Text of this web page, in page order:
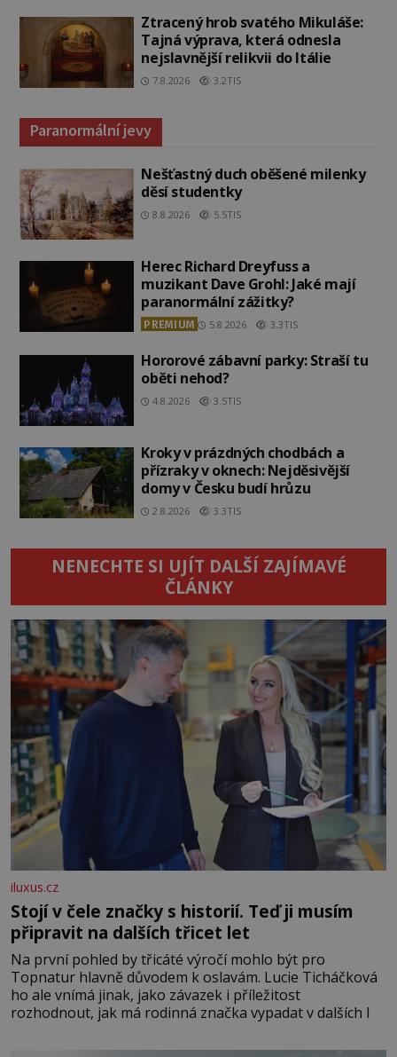
Ztracený hrob svatého Mikuláše:
Tajná výprava, která odnesla
nejslavnější relikvii do Itálie
7.8.2026 3.2TIS
Paranormální jevy
Nešťastný duch oběšené milenky
děsí studentky
8.8.2026 5.5TIS
Herec Richard Dreyfuss a
muzikant Dave Grohl: Jaké mají
paranormální zážitky?
PREMIUM 5.8.2026 3.3TIS
Hororové zábavní parky: Straší tu
oběti nehod?
4.8.2026 3.5TIS
Kroky v prázdných chodbách a
přízraky v oknech: Nejděsivější
domy v Česku budí hrůzu
2.8.2026 3.3TIS
NENECHTE SI UJÍT DALŠÍ ZAJÍMAVÉ
ČLÁNKY
iluxus.cz
Stojí v čele značky s historií. Teď ji musím
připravit na dalších třicet let
Na první pohled by třicáté výročí mohlo být pro
Topnatur hlavně důvodem k oslavám. Lucie Ticháčková
ho ale vnímá jinak, jako závazek i příležitost
rozhodnout, jak má rodinná značka vypadat v dalších l